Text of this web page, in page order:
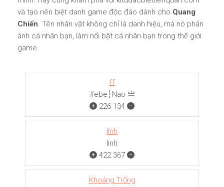
và tạo nên biệt danh game độc đáo dành cho Quang
Chiến. Tên nhân vật không chỉ là danh hiệu, mà nó phản
ánh cá nhân bạn, làm nổi bật cá nhân bạn trong thế giới
game.
ff
#ebe┆Nao 亗
226 134
linh
linh
422 367
Khoảng Trống